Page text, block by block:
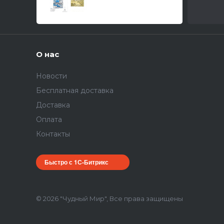
О нас
Новости
Бесплатная доставка
Доставка
Оплата
Контакты
Быстро с 1С-Битрикс
© 2026 "Чудный Мир", Все права защищены